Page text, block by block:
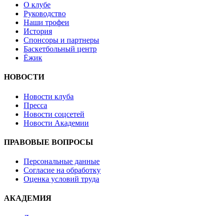
О клубе
Руководство
Наши трофеи
История
Спонсоры и партнеры
Баскетбольный центр
Ёжик
НОВОСТИ
Новости клуба
Пресса
Новости соцсетей
Новости Академии
ПРАВОВЫЕ ВОПРОСЫ
Персональные данные
Согласие на обработку
Оценка условий труда
АКАДЕМИЯ